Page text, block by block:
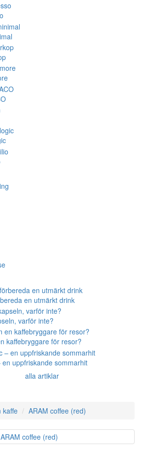
en utmärkt drink
varför inte?
kaffebryggare för resor?
en uppfriskande sommarhit
alla artiklar
kaffe ARAM coffee (red)